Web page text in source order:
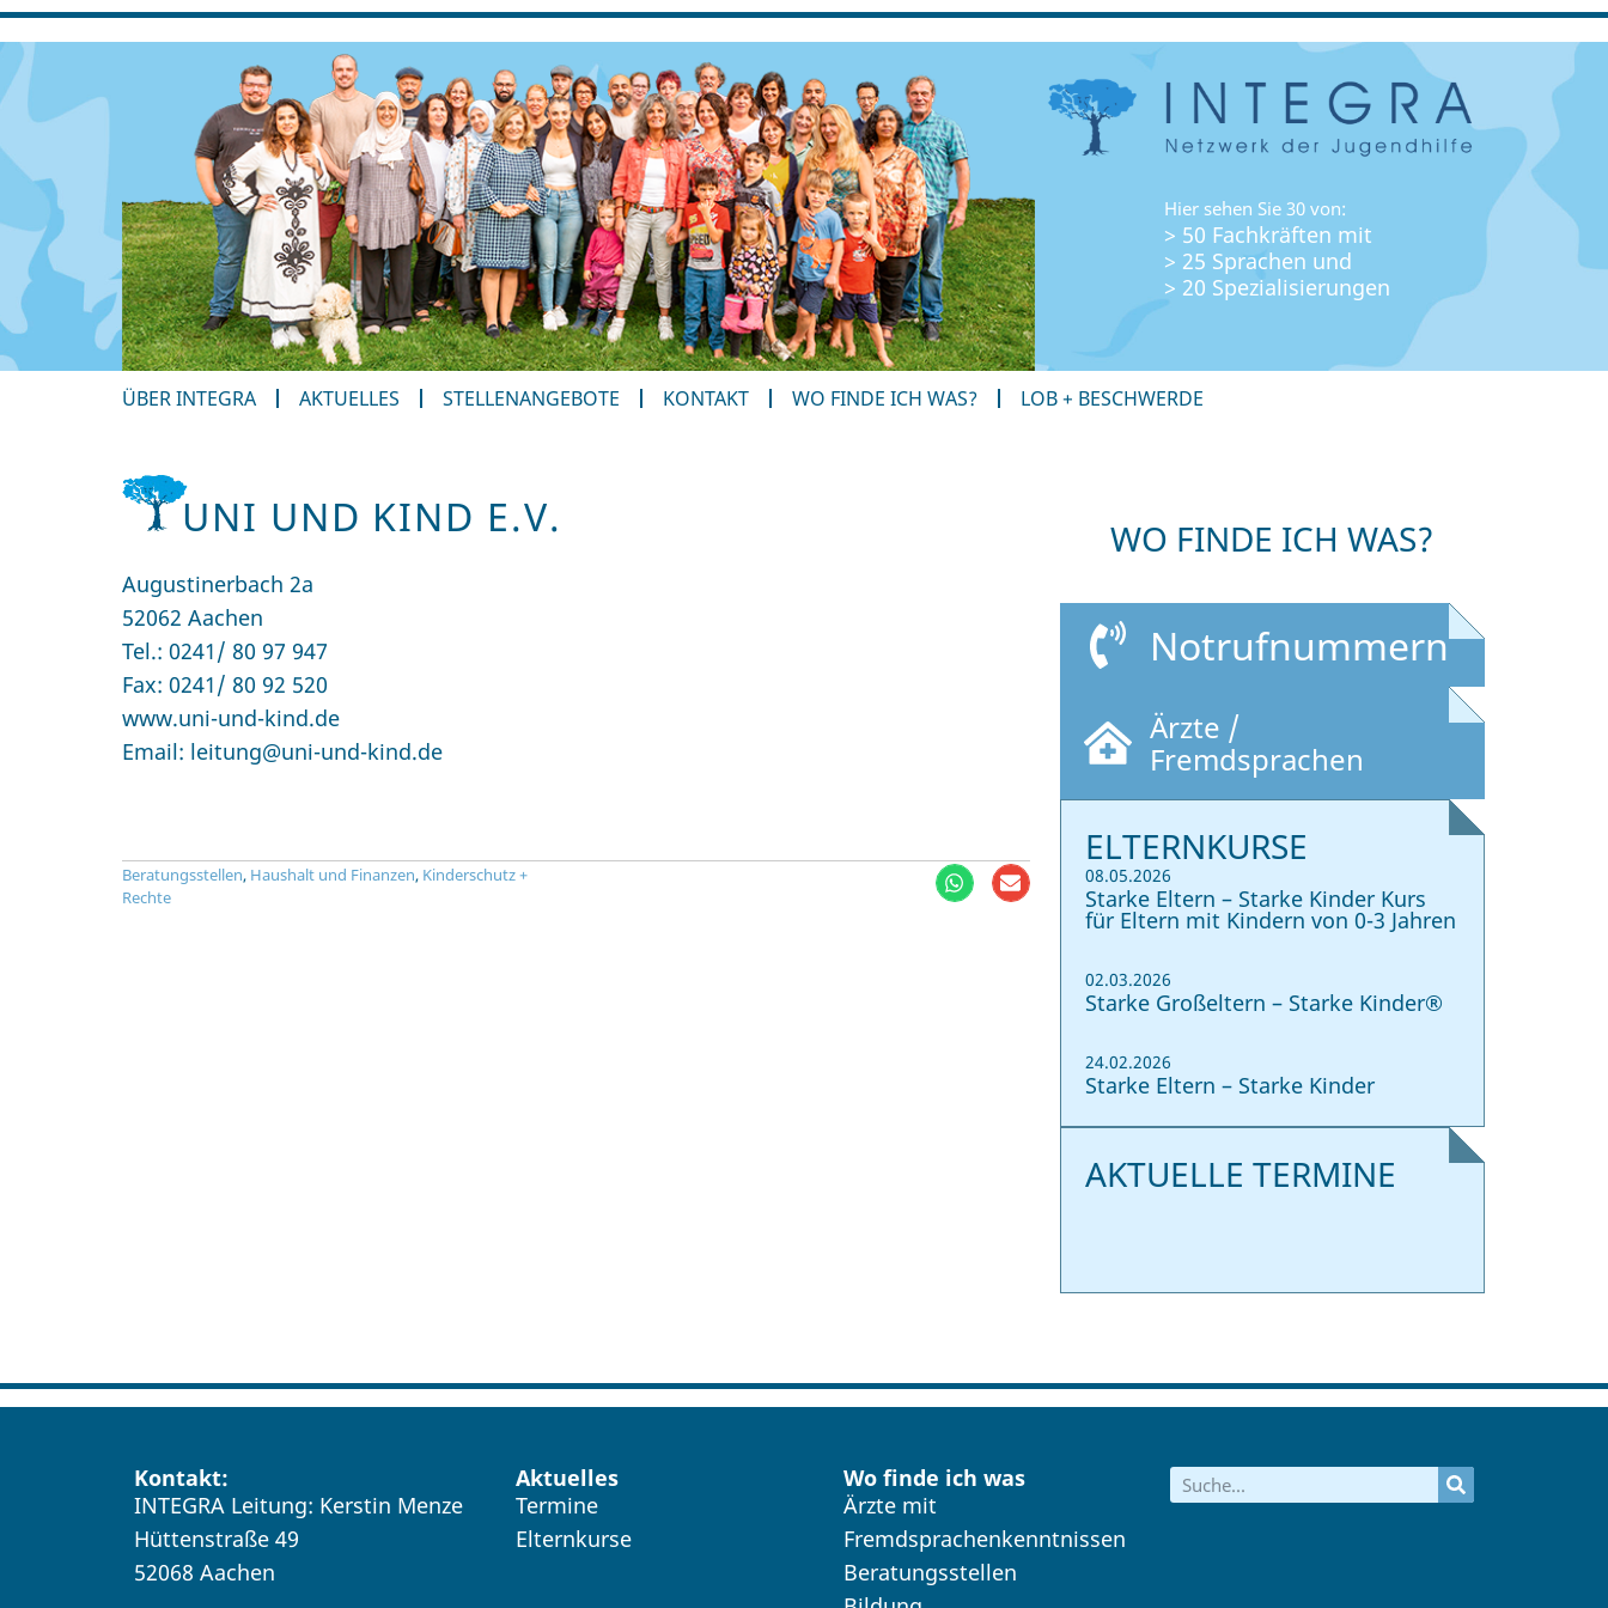
Hier sehen Sie 30 von:
> 50 Fachkräften mit
> 25 Sprachen und
> 20 Spezialisierungen
ÜBER INTEGRA AKTUELLES STELLENANGEBOTE KONTAKT WO FINDE ICH WAS? LOB + BESCHWERDE
UNI UND KIND E.V.
Augustinerbach 2a
52062 Aachen
Tel.: 0241/ 80 97 947
Fax: 0241/ 80 92 520
www.uni-und-kind.de
Email: leitung@uni-und-kind.de
Beratungsstellen, Haushalt und Finanzen, Kinderschutz +
Rechte
WO FINDE ICH WAS?
Notrufnummern
Ärzte /
Fremdsprachen
ELTERNKURSE
08.05.2026
Starke Eltern – Starke Kinder Kurs
für Eltern mit Kindern von 0-3 Jahren
02.03.2026
Starke Großeltern – Starke Kinder®
24.02.2026
Starke Eltern – Starke Kinder
AKTUELLE TERMINE
Kontakt:
INTEGRA Leitung: Kerstin Menze
Hüttenstraße 49
52068 Aachen
Aktuelles
Termine
Elternkurse
Wo finde ich was
Ärzte mit
Fremdsprachenkenntnissen
Beratungsstellen